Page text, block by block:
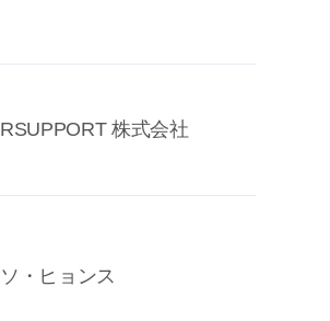
RSUPPORT 株式会社
ソ・ヒョンス